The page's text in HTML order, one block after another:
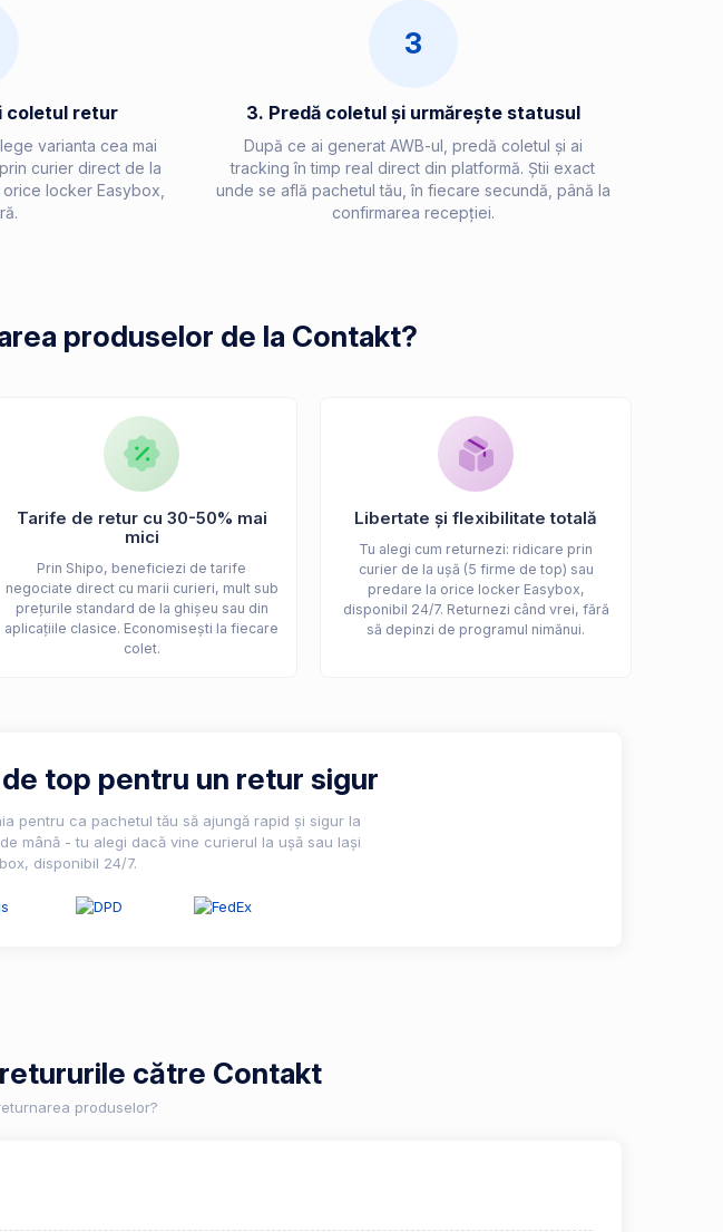
coletul retur
varianta cea mai
curier direct de la
locker Easybox,
3
3. Predă coletul și urmărește statusul
După ce ai generat AWB-ul, predă coletul și ai
tracking în timp real direct din platformă. Știi exact
unde se află pachetul tău, în fiecare secundă, până la
confirmarea recepției.
produselor de la Contakt?
Tarife de retur cu 30-50% mai
mici
Prin Shipo, beneficiezi de tarife
negociate direct cu marii curieri, mult sub
prețurile standard de la ghișeu sau din
aplicațiile clasice. Economisești la fiecare
colet.
Libertate și flexibilitate totală
Tu alegi cum returnezi: ridicare prin
curier de la ușă (5 firme de top) sau
predare la orice locker Easybox,
disponibil 24/7. Returnezi când vrei, fără
să depinzi de programul nimănui.
top pentru un retur sigur
pentru ca pachetul tău să ajungă rapid și sigur la
mână - tu alegi dacă vine curierul la ușă sau lași
disponibil 24/7.
către Contakt
produselor?